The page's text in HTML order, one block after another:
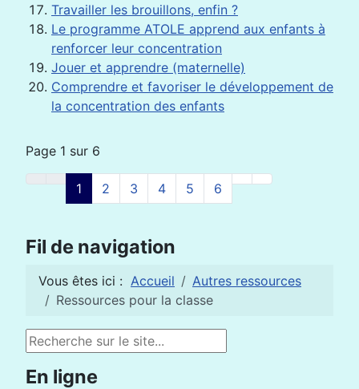
Travailler les brouillons, enfin ?
Le programme ATOLE apprend aux enfants à
renforcer leur concentration
Jouer et apprendre (maternelle)
Comprendre et favoriser le développement de
la concentration des enfants
Page 1 sur 6
1 2 3 4 5 6
Fil de navigation
Vous êtes ici : Accueil
Autres ressources
Ressources pour la classe
Rechercher
En ligne